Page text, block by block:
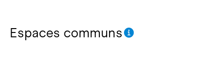
Espaces communs